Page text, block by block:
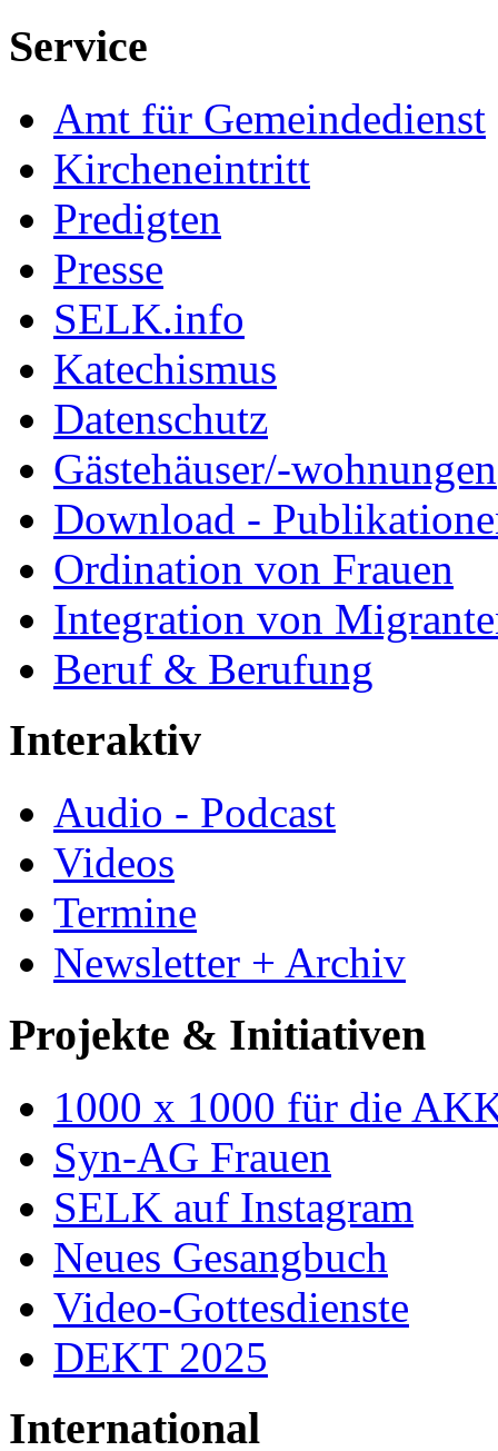
Service
Amt für Gemeindedienst
Kircheneintritt
Predigten
Presse
SELK.info
Katechismus
Datenschutz
Gästehäuser/-wohnungen
Download -
Ordination von Frauen
Integration von
Beruf & Berufung
Interaktiv
Audio - Podcast
Videos
Termine
Newsletter + Archiv
Projekte & Initiativen
1000 x 1000 für die
Syn-AG Frauen
SELK auf Instagram
Neues Gesangbuch
Video-Gottesdienste
DEKT 2025
International